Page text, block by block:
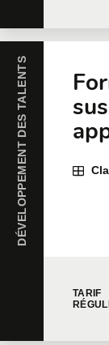
DÉVELOPPEMENT DES TALENTS
TARIF